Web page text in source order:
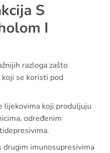
S
I
razloga zašto
se koristi pod
lijekovima koji produljuju
određenim
drugim imunosupresivima